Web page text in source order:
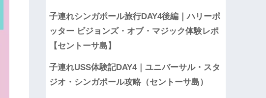
子連れシンガポール旅行DAY4後編｜ハリーポ
ッター ビジョンズ・オブ・マジック体験レポ
【セントーサ島】
子連れUSS体験記DAY4｜ユニバーサル・スタ
ジオ・シンガポール攻略（セントーサ島）